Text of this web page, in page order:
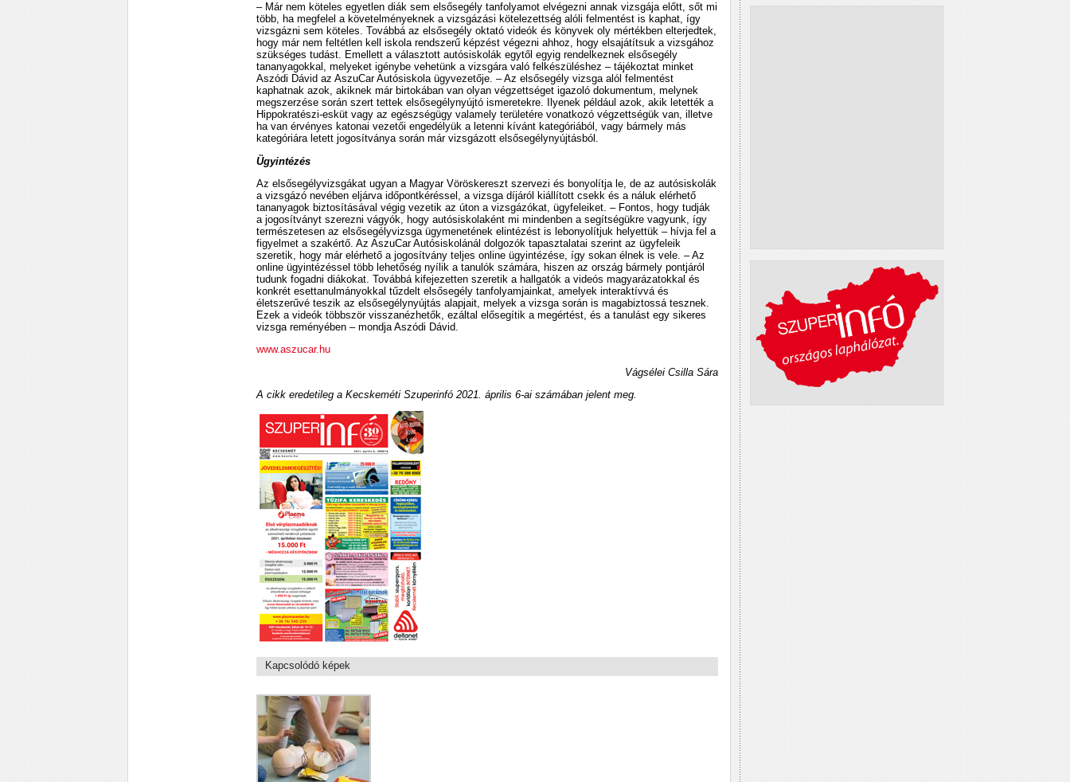
– Már nem köteles egyetlen diák sem elsősegély tanfolyamot elvégezni annak vizsgája előtt, sőt mi
több, ha megfelel a követelményeknek a vizsgázási kötelezettség alóli felmentést is kaphat, így
vizsgázni sem köteles. Továbbá az elsősegély oktató videók és könyvek oly mértékben elterjedtek,
hogy már nem feltétlen kell iskola rendszerű képzést végezni ahhoz, hogy elsajátítsuk a vizsgához
szükséges tudást. Emellett a választott autósiskolák egytől egyig rendelkeznek elsősegély
tananyagokkal, melyeket igénybe vehetünk a vizsgára való felkészüléshez – tájékoztat minket
Aszódi Dávid az AszuCar Autósiskola ügyvezetője. – Az elsősegély vizsga alól felmentést
kaphatnak azok, akiknek már birtokában van olyan végzettséget igazoló dokumentum, melynek
megszerzése során szert tettek elsősegélynyújtó ismeretekre. Ilyenek például azok, akik letették a
Hippokratészi-esküt vagy az egészségügy valamely területére vonatkozó végzettségük van, illetve
ha van érvényes katonai vezetői engedélyük a letenni kívánt kategóriából, vagy bármely más
kategóriára letett jogosítványa során már vizsgázott elsősegélynyújtásból.
Ügyintézés
Az elsősegélyvizsgákat ugyan a Magyar Vöröskereszt szervezi és bonyolítja le, de az autósiskolák
a vizsgázó nevében eljárva időpontkéréssel, a vizsga díjáról kiállított csekk és a náluk elérhető
tananyagok biztosításával végig vezetik az úton a vizsgázókat, ügyfeleiket. – Fontos, hogy tudják
a jogosítványt szerezni vágyók, hogy autósiskolaként mi mindenben a segítségükre vagyunk, így
természetesen az elsősegélyvizsga ügymenetének elintézést is lebonyolítjuk helyettük – hívja fel a
figyelmet a szakértő. Az AszuCar Autósiskolánál dolgozók tapasztalatai szerint az ügyfeleik
szeretik, hogy már elérhető a jogosítvány teljes online ügyintézése, így sokan élnek is vele. – Az
online ügyintézéssel több lehetőség nyílik a tanulók számára, hiszen az ország bármely pontjáról
tudunk fogadni diákokat. Továbbá kifejezetten szeretik a hallgatók a videós magyarázatokkal és
konkrét esettanulmányokkal tűzdelt elsősegély tanfolyamjainkat, amelyek interaktívvá és
életszerűvé teszik az elsősegélynyújtás alapjait, melyek a vizsga során is magabiztossá tesznek.
Ezek a videók többször visszanézhetők, ezáltal elősegítik a megértést, és a tanulást egy sikeres
vizsga reményében – mondja Aszódi Dávid.
www.aszucar.hu
Vágsélei Csilla Sára
A cikk eredetileg a Kecskeméti Szuperinfó 2021. április 6-ai számában jelent meg.
Kapcsolódó képek